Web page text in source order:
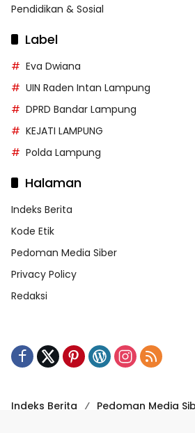
Pendidikan & Sosial
Label
Eva Dwiana
UIN Raden Intan Lampung
DPRD Bandar Lampung
KEJATI LAMPUNG
Polda Lampung
Halaman
Indeks Berita
Kode Etik
Pedoman Media Siber
Privacy Policy
Redaksi
Indeks Berita Pedoman Media